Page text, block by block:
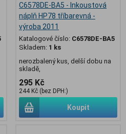
C6578DE-BA5 - Inkoustová
náplň HP78 tříbarevná -
výroba 2011
Katalogové číslo: C6578DE-BA5
Skladem: 1 ks
nerozbalený kus, delší dobu na
skladě,
295 Kč
244 Kč (bez DPH:)
Koupit